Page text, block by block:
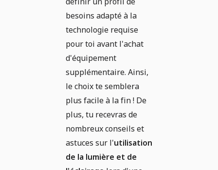
besoins adapté à la
technologie requise
pour toi avant l'achat
d'équipement
supplémentaire. Ainsi,
le choix te semblera
plus facile à la fin ! De
plus, tu recevras de
nombreux conseils et
astuces sur l'utilisation
de la lumière et de